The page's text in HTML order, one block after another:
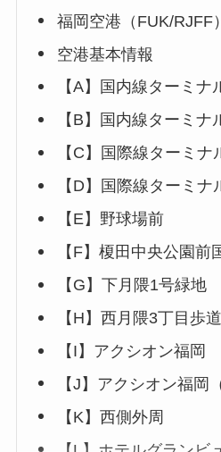
福岡空港（FUK/RJFF
空港基本情報
【A】国内線ターミ
【B】国内線ターミ
【C】国際線ターミナ
【D】国際線ターミナ
【E】野球場前
【F】榎田中央公園前
【G】下月隈1号緑地
【H】西月隈3丁目歩
【I】アクシオン福岡
【J】アクシオン福岡
【K】西側外周